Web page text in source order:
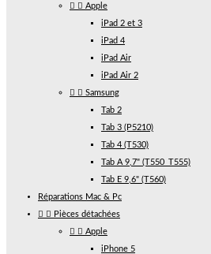
  Apple
iPad 2 et 3
iPad 4
iPad Air
iPad Air 2
  Samsung
Tab 2
Tab 3 (P5210)
Tab 4 (T530)
Tab A 9,7" (T550_T555)
Tab E 9,6" (T560)
Réparations Mac & Pc
  Pièces détachées
  Apple
iPhone 5